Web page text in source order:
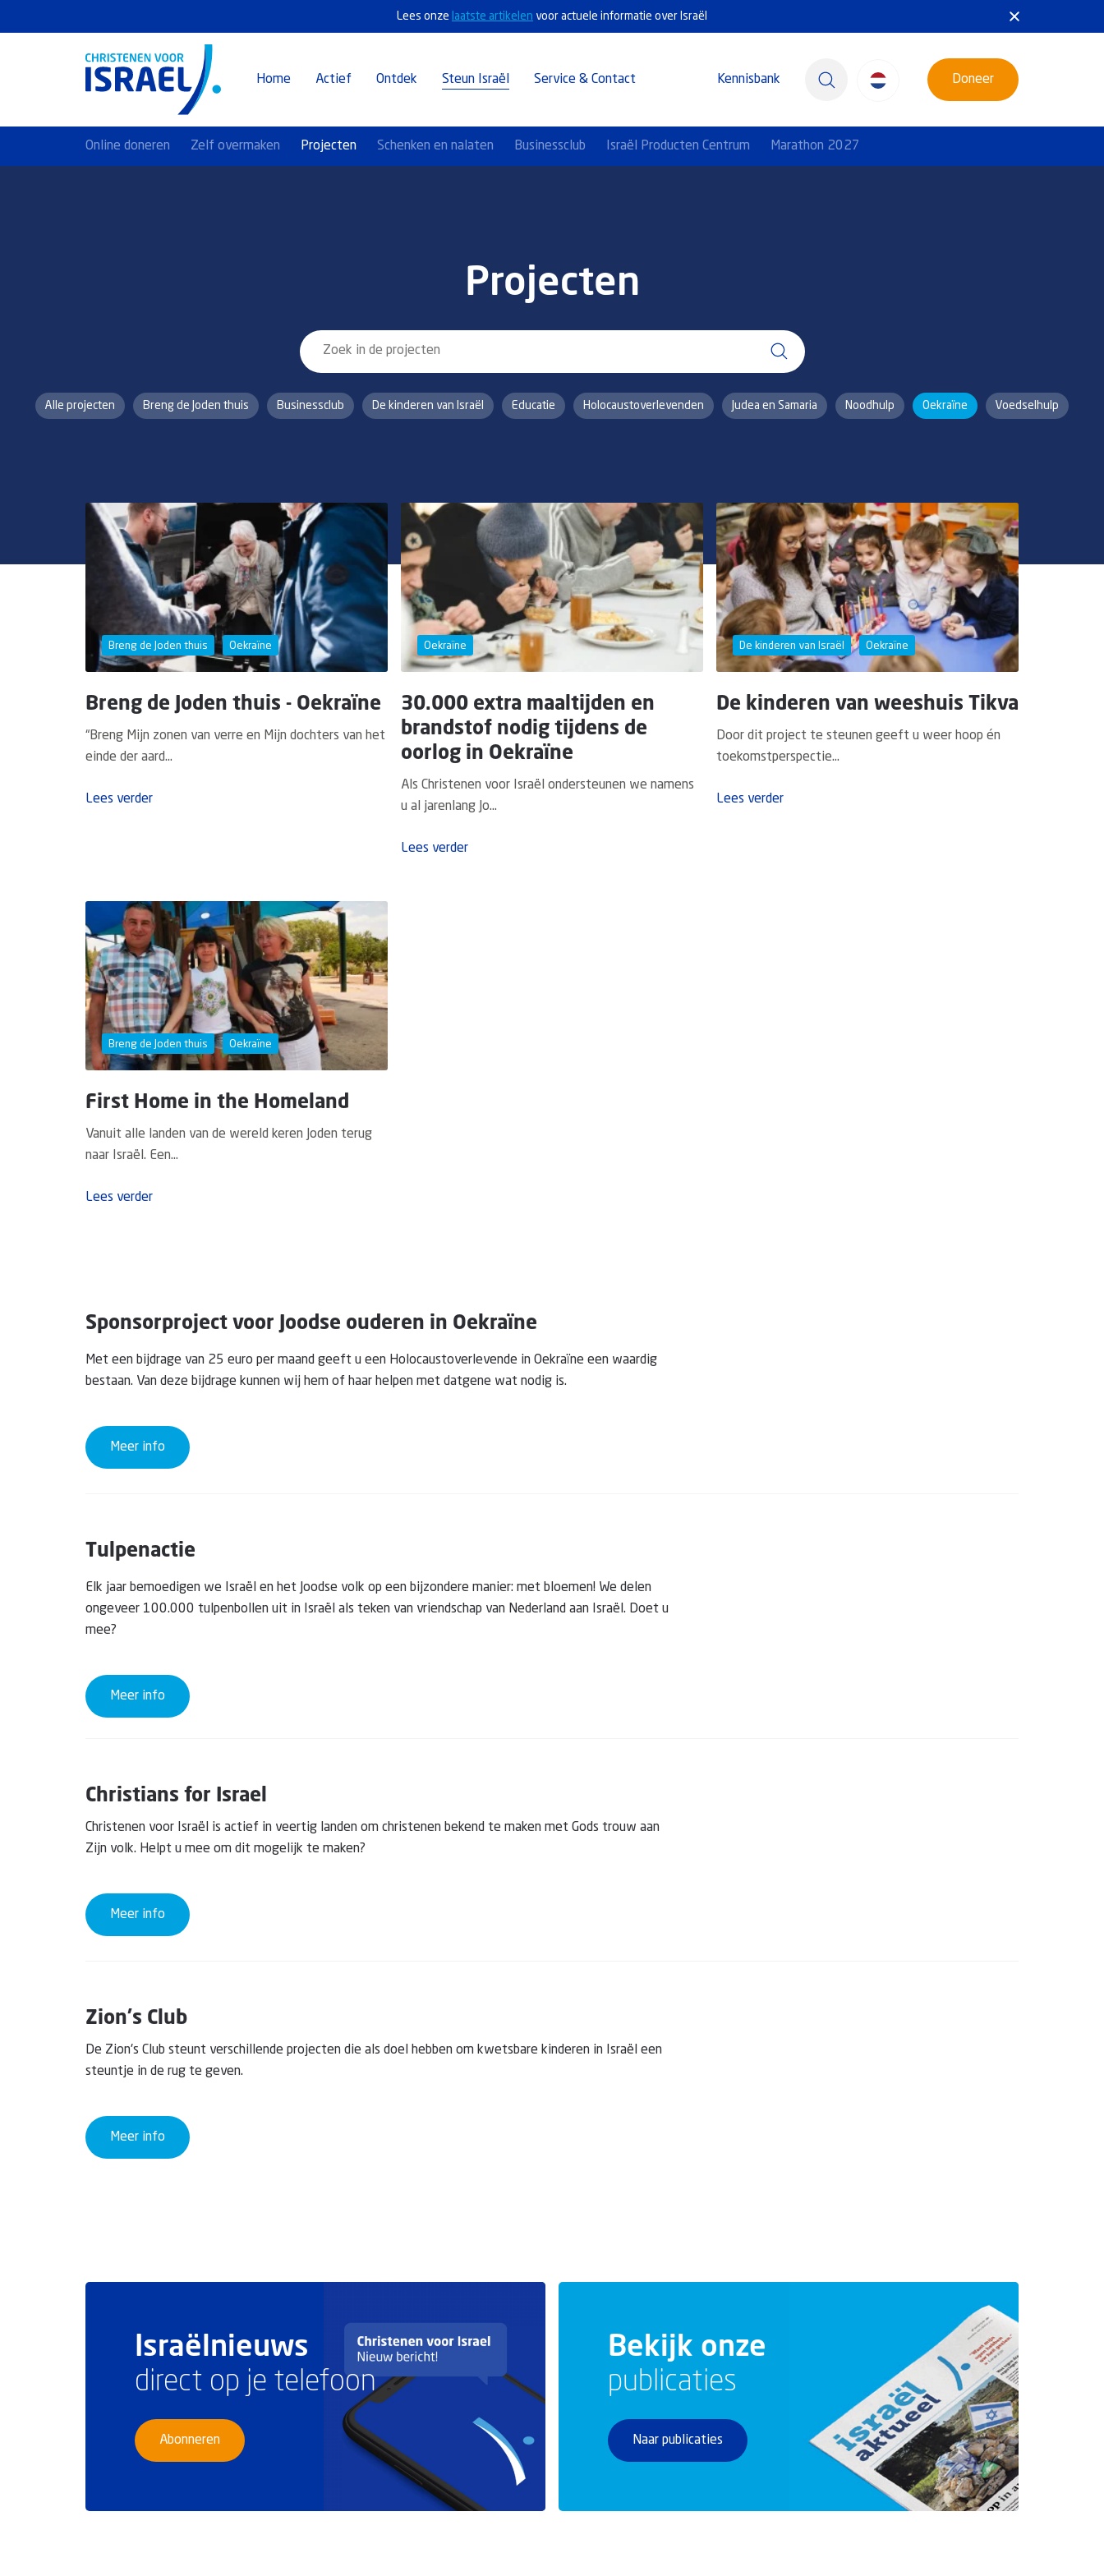
Lees onze laatste artikelen voor actuele informatie over Israël
Home Actief Ontdek Steun Israël Service & Contact Kennisbank Doneer
Online doneren Zelf overmaken Projecten Schenken en nalaten Businessclub Israël Producten Centrum Marathon 2027
Projecten
Alle projecten Breng de Joden thuis Businessclub De kinderen van Israël Educatie Holocaustoverlevenden Judea en Samaria Noodhulp Oekraïne Voedselhulp
Breng de Joden thuis Oekraïne
Breng de Joden thuis - Oekraïne
“Breng Mijn zonen van verre en Mijn dochters van het
einde der aard...
Lees verder
Oekraïne
30.000 extra maaltijden en
brandstof nodig tijdens de
oorlog in Oekraïne
Als Christenen voor Israël ondersteunen we namens
u al jarenlang Jo...
Lees verder
De kinderen van Israël Oekraïne
De kinderen van weeshuis Tikva
Door dit project te steunen geeft u weer hoop én
toekomstperspectie...
Lees verder
Breng de Joden thuis Oekraïne
First Home in the Homeland
Vanuit alle landen van de wereld keren Joden terug
naar Israël. Een...
Lees verder
Sponsorproject voor Joodse ouderen in Oekraïne
Met een bijdrage van 25 euro per maand geeft u een Holocaustoverlevende in Oekraïne een waardig
bestaan. Van deze bijdrage kunnen wij hem of haar helpen met datgene wat nodig is.
Meer info
Tulpenactie
Elk jaar bemoedigen we Israël en het Joodse volk op een bijzondere manier: met bloemen! We delen
ongeveer 100.000 tulpenbollen uit in Israël als teken van vriendschap van Nederland aan Israël. Doet u
mee?
Meer info
Christians for Israel
Christenen voor Israël is actief in veertig landen om christenen bekend te maken met Gods trouw aan
Zijn volk. Helpt u mee om dit mogelijk te maken?
Meer info
Zion's Club
De Zion's Club steunt verschillende projecten die als doel hebben om kwetsbare kinderen in Israël een
steuntje in de rug te geven.
Meer info
Israëlnieuws
direct op je telefoon
Abonneren
Bekijk onze
publicaties
Naar publicaties